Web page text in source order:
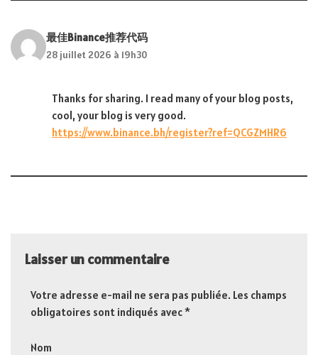
最佳Binance推荐代码
28 juillet 2026 à 19h30
Thanks for sharing. I read many of your blog posts,
cool, your blog is very good.
https://www.binance.bh/register?ref=QCGZMHR6
Laisser un commentaire
Votre adresse e-mail ne sera pas publiée. Les champs
obligatoires sont indiqués avec*
Nom